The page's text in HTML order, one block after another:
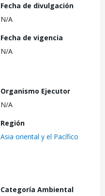
Fecha de divulgación
N/A
Fecha de vigencia
N/A
Organismo Ejecutor
N/A
Región
Asia oriental y el Pacífico
Categoría Ambiental